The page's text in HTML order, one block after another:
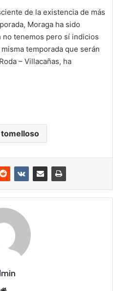
de la existencia de más
Moraga ha sido
no tenemos pero sí indicios
temporada que serán
– Villacañas, ha